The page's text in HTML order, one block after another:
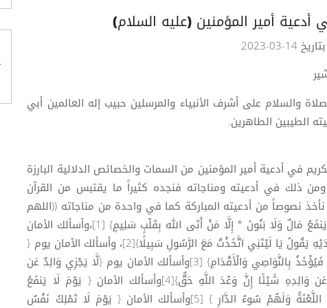
أدعية أمير المؤمنين (عليه السلام)
03-2023
والسلام على أشرف الأنبياء والمرسلين حبيب إله العالمين أبي
الطيبين الطاهرين.
في أدعية أمير المؤمنين من السمات والخصائص الدلالية البارزة
ذلك في أدعيته ومناجاته فنجده كثيراً ما يقتبس من القرآن
نأخذ نصوصاً من أدعيته المباركة كما في واحدة من مناجاته ((اللهم
إني أسألك الأمان {يَوْمَ لَا يَنفَعُ مَالٌ وَلَا بَنُونَ * إِلَّا مَنْ أَتَى الله بِقَلْبٍ سَلِيمٍ} [1]،وأسألك الأمان
{وَيَوْمَ يَعَضُّ الظَّالِمُ عَلَى يَدَيْهِ يَقُولُ يَا لَيْتَنِي اتَّخَذْتُ مَعَ الرَّسُولِ سَبِيلًا}[2]، وأسألك الأمان يوم {
يُعْرَفُ الْمُجْرِمُونَ بِسِيمَاهُمْ فَيُؤْخَذُ بِالنَّوَاصِي وَالْأَقْدَامِ} [3]وأسألك الأمان يوم {لَّا يَجْزِي وَالِدٌ عَن
وَلَدِهِ وَلَا مَوْلُودٌ هُوَ جَازٍ عَن وَالِدِهِ شَيْئًا إِنَّ وَعْدَ اللَّهِ حَقٌّ}[4]وأسألك الأمان { يَوْمَ لَا يَنفَعُ
الظَّالِمِينَ مَعْذِرَتُهُمْ وَلَهُمُ اللَّعْنَةُ وَلَهُمْ سُوءُ الدَّارِ } [5]وأسألك الأمان { يَوْمَ لَا تَمْلِكُ نَفْسٌ